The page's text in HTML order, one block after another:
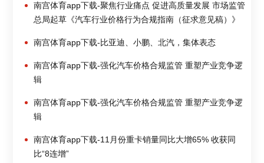
南宫体育app下载-聚焦行业痛点 促进高质量发展 市场监管
总局起草《汽车行业价格行为合规指南（征求意见稿）》
南宫体育app下载-比亚迪、小鹏、北汽，集体表态
南宫体育app下载-强化汽车价格合规监管 重塑产业竞争逻
辑
南宫体育app下载-强化汽车价格合规监管 重塑产业竞争逻
辑
南宫体育app下载-11月份重卡销量同比大增65% 收获同
比“8连增”